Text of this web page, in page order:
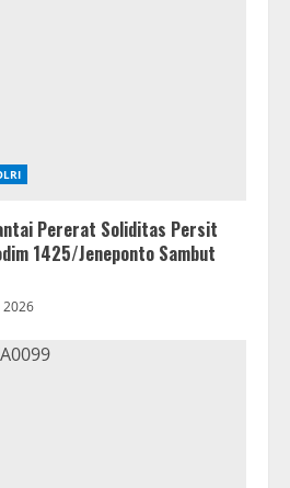
Pererat Soliditas Persit
1425/Jeneponto Sambut
2026